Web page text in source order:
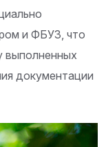
и ФБУЗ, что
выполненных
документации